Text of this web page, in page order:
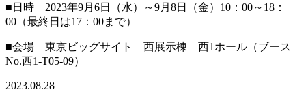
■日時 2023年9月6日（水）～9月8日（金）10：00～18：
00（最終日は17：00まで）
■会場 東京ビッグサイト 西展示棟 西1ホール（ブース
No.西1-T05-09）
2023.08.28